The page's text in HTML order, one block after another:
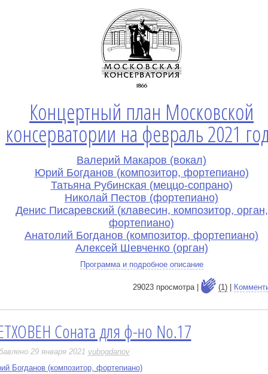
Концертный план Московской
консерватории на февраль 2021
Валерий Макаров (вокал)
Юрий Богданов (композитор, фортепиано)
Татьяна Рубинская (меццо-сопрано)
Николай Пестов (фортепиано)
Денис Писаревский (клавесин, композитор, орган,
фортепиано)
Анатолий Богданов (композитор, фортепиано)
Алексей Шевченко (орган)
Программа и подробное описание
29023 просмотра | (1)|
Соната для ф-но No.17
29 января 2021 yubogdanov
Богданов (композитор, фортепиано)